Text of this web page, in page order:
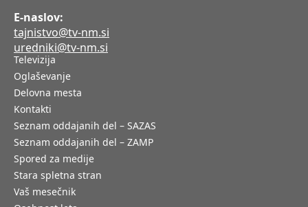
E-naslov:
tajnistvo@tv-nm.si
uredniki@tv-nm.si
Televizija
Oglaševanje
Delovna mesta
Kontakti
Seznam oddajanih del – SAZAS
Seznam oddajanih del – ZAMP
Spored za medije
Stara spletna stran
Vaš mesečnik